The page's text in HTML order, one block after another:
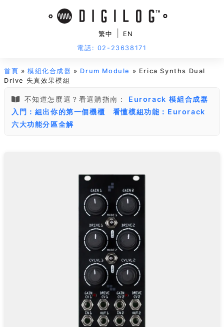
繁中
EN
電話: 02-23638171
首頁 »模組化合成器 » Drum Module » Erica Synths Dual
Drive 失真效果模組
不知道怎麼選？看選購指南：
Eurorack 模組合成器
入門：組出你的第一個機櫃
看懂模組功能：Eurorack
六大功能分區全解